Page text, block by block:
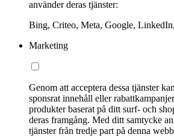
använder deras tjänster:
Bing, Criteo, Meta, Google,
Marketing
Genom att acceptera dessa tjänster
sponsrat innehåll eller
produkter baserat på ditt surf- och
deras framgång. Med ditt samtycke
tjänster från tredje part på denna